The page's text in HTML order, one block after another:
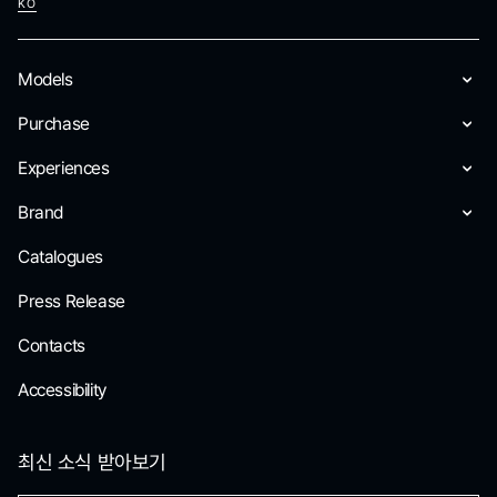
Models
Purchase
Experiences
Brand
Catalogues
Press Release
Contacts
Accessibility
KO
최신 소식 받아보기